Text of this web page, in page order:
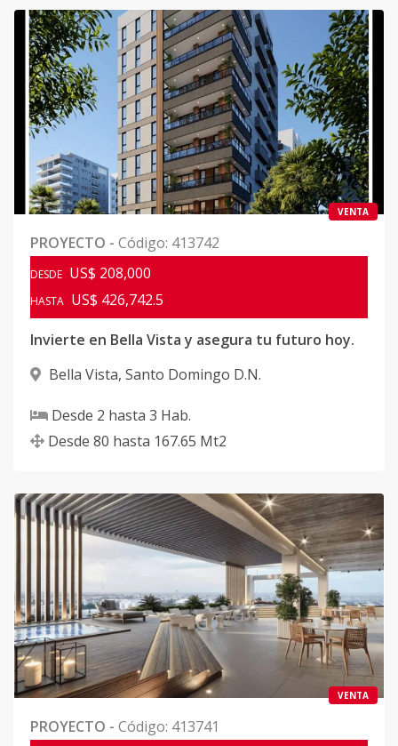
VENTA
PROYECTO - Código: 413742
DESDE US$ 208,000
HASTA US$ 426,742.5
Invierte en Bella Vista y asegura tu futuro hoy.
Bella Vista, Santo Domingo D.N.
Desde 2 hasta 3 Hab.
Desde 80 hasta 167.65 Mt2
VENTA
PROYECTO - Código: 413741